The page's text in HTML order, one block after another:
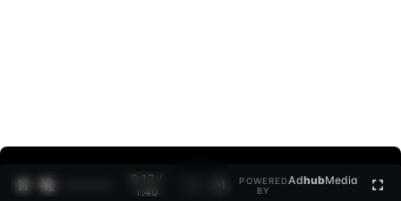
0:12 /
1:40
POWERED
BY
AdhubMedia